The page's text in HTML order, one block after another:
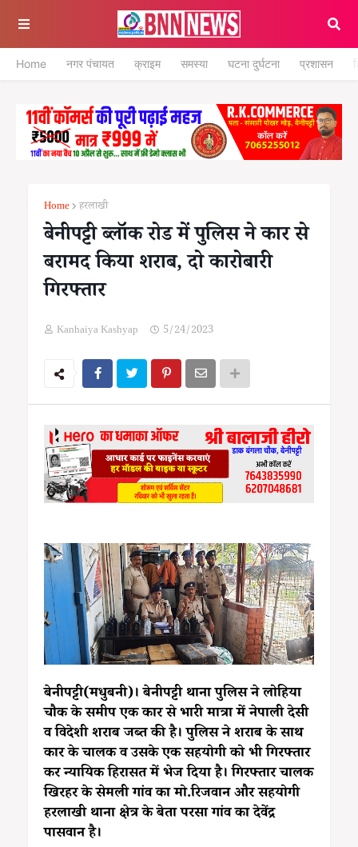
Home नगर पंचायत क्राइम समस्या घटना दुर्घटना प्रशासन
Home हरलाखी
बेनीपट्टी ब्लॉक रोड में पुलिस ने कार से
बरामद किया शराब, दो कारोबारी
गिरफ्तार
Kanhaiya Kashyap 5/24/2023
बेनीपट्टी(मधुबनी)। बेनीपट्टी थाना पुलिस ने लोहिया
चौक के समीप एक कार से भारी मात्रा में नेपाली देसी
व विदेशी शराब जब्त की है। पुलिस ने शराब के साथ
कार के चालक व उसके एक सहयोगी को भी गिरफ्तार
कर न्यायिक हिरासत में भेज दिया है। गिरफ्तार चालक
खिरहर के सेमली गांव का मो.रिजवान और सहयोगी
हरलाखी थाना क्षेत्र के बेता परसा गांव का देवेंद्र
पासवान है।